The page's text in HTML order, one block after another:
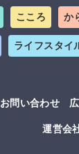
こころ か
ライフスタイ
お問い合わせ
運営会